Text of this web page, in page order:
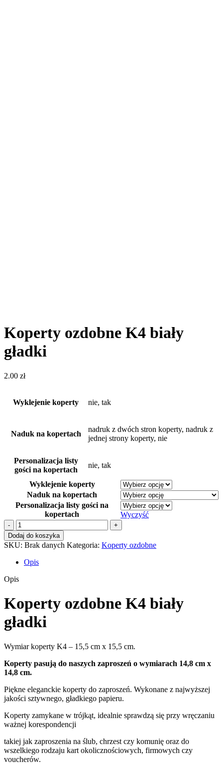
Koperty ozdobne K4 biały
gładki
2.00 zł
Wyklejenie koperty nie, tak
Naduk na kopertach
nadruk z dwóch stron koperty, nadruk z
jednej strony koperty, nie
Personalizacja listy
gości na kopertach
nie, tak
Wyklejenie koperty
Naduk na kopertach
Personalizacja listy gości na
kopertach
Wyczyść
ilość
Koperty
ozdobne
K4
biały
gładki
Dodaj do koszyka
SKU: Brak danych Kategoria: Koperty ozdobne
Opis
Opis
Koperty ozdobne K4 biały
gładki
Wymiar koperty K4 – 15,5 cm x 15,5 cm.
Koperty pasują do naszych zaproszeń o wymiarach 14,8 cm x
14,8 cm.
Piękne eleganckie koperty do zaproszeń. Wykonane z najwyższej
jakości sztywnego, gładkiego papieru.
Koperty zamykane w trójkąt, idealnie sprawdzą się przy wręczaniu
ważnej korespondencji
takiej jak zaproszenia na ślub, chrzest czy komunię oraz do
wszelkiego rodzaju kart okolicznościowych, firmowych czy
voucherów.